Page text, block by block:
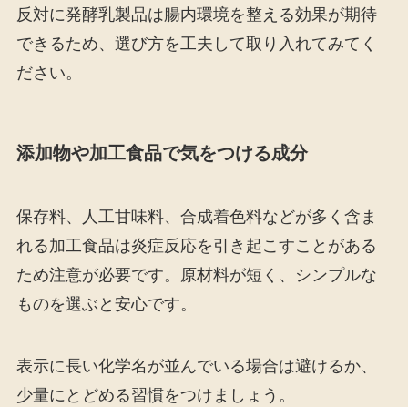
反対に発酵乳製品は腸内環境を整える効果が期待
できるため、選び方を工夫して取り入れてみてく
ださい。
添加物や加工食品で気をつける成分
保存料、人工甘味料、合成着色料などが多く含ま
れる加工食品は炎症反応を引き起こすことがある
ため注意が必要です。原材料が短く、シンプルな
ものを選ぶと安心です。
表示に長い化学名が並んでいる場合は避けるか、
少量にとどめる習慣をつけましょう。